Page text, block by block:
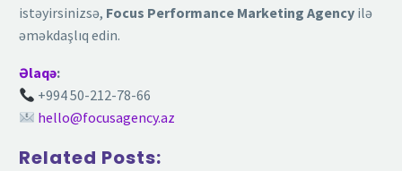
istəyirsinizsə, Focus Performance Marketing Agency ilə
əməkdaşlıq edin.
Əlaqə:
+994 50-212-78-66
hello@focusagency.az
Related Posts: